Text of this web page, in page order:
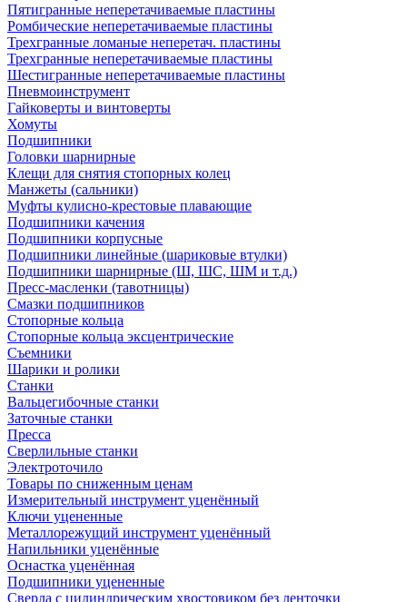
Пятигранные неперетачиваемые пластины
Ромбические неперетачиваемые пластины
Трехгранные ломаные неперетач. пластины
Трехгранные неперетачиваемые пластины
Шестигранные неперетачиваемые пластины
Пневмоинструмент
Гайковерты и винтоверты
Хомуты
Подшипники
Головки шарнирные
Клещи для снятия стопорных колец
Манжеты (сальники)
Муфты кулисно-крестовые плавающие
Подшипники качения
Подшипники корпусные
Подшипники линейные (шариковые втулки)
Подшипники шарнирные (Ш, ШС, ШМ и т.д.)
Пресс-масленки (тавотницы)
Смазки подшипников
Стопорные кольца
Стопорные кольца эксцентрические
Съемники
Шарики и ролики
Станки
Вальцегибочные станки
Заточные станки
Пресса
Сверлильные станки
Электроточило
Товары по сниженным ценам
Измерительный инструмент уценённый
Ключи уцененные
Металлорежущий инструмент уценённый
Напильники уценённые
Оснастка уценённая
Подшипники уцененные
Сверла с цилиндрическим хвостовиком без ленточки